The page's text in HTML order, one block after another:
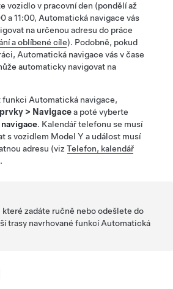
vozidlo v pracovní den (pondělí až
a 11:00, Automatická navigace vás
na určenou adresu do práce
a oblíbené cíle). Podobně, pokud
Automatická navigace vás v čase
automaticky navigovat na
funkci Automatická navigace,
> Navigacea poté vyberte
. Kalendář telefonu se musí
s vozidlem Model Y a událost musí
adresu (viz Telefon, kalendář
které zadáte ručně nebo odešlete do
trasy navrhované funkcíAutomatická